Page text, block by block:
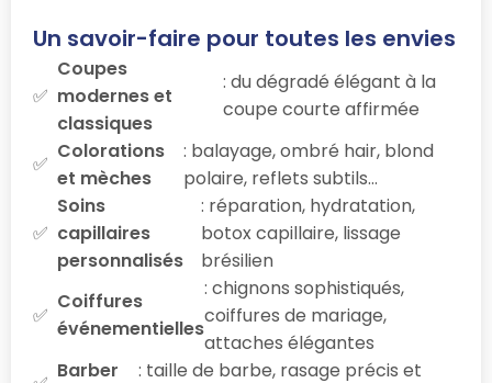
Un savoir-faire pour toutes les envies
Coupes
modernes et
classiques
: du dégradé élégant à la
coupe courte affirmée
Colorations
et mèches
: balayage, ombré hair, blond
polaire, reflets subtils…
Soins
capillaires
personnalisés
: réparation, hydratation,
botox capillaire, lissage
brésilien
Coiffures
événementielles
: chignons sophistiqués,
coiffures de mariage,
attaches élégantes
Barber
: taille de barbe, rasage précis et